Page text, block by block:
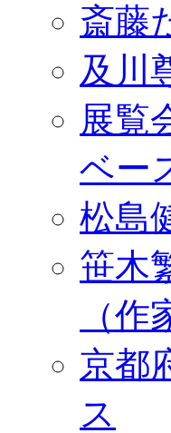
斎藤
及川
展覧
ベー
松島
笹木
（作
京都
ス